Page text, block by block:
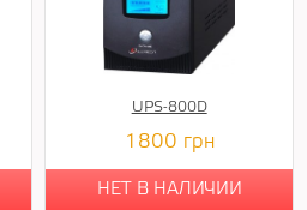
UPS-800D
1800 грн
НЕТ В НАЛИЧИИ